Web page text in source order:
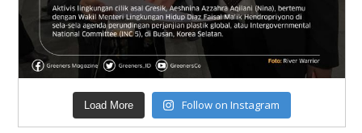
Load More Follow on Instagram